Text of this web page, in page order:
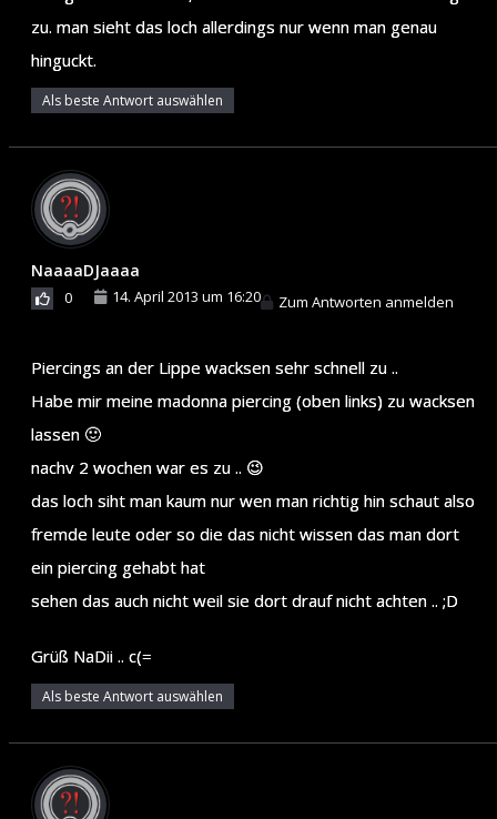
zu. man sieht das loch allerdings nur wenn man genau
hinguckt.
Als beste Antwort auswählen
NaaaaDJaaaa
0 14. April 2013 um 16:20 Zum Antworten anmelden
Piercings an der Lippe wacksen sehr schnell zu ..
Habe mir meine madonna piercing (oben links) zu wacksen
lassen 🙂
nachv 2 wochen war es zu .. 😉
das loch siht man kaum nur wen man richtig hin schaut also
fremde leute oder so die das nicht wissen das man dort
ein piercing gehabt hat
sehen das auch nicht weil sie dort drauf nicht achten .. ;D
Grüß NaDii .. c(=
Als beste Antwort auswählen